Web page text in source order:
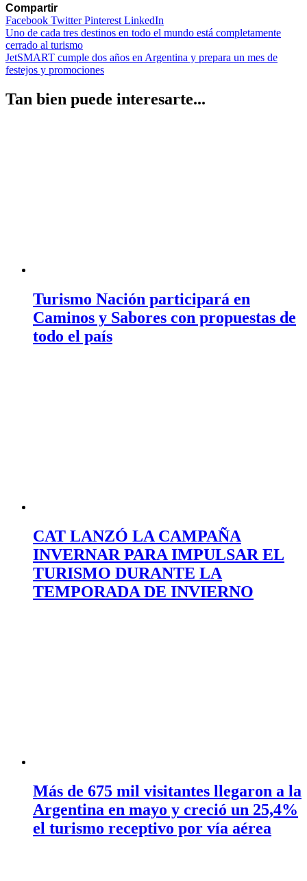
Compartir
Facebook TwitterPinterest LinkedIn
Navegación
de
entradas
Uno de cada tres destinos en todo el mundo está completamente
cerrado al turismo
JetSMART cumple dos años en Argentina y prepara un mes de
festejos y promociones
Tan bien puede interesarte...
Turismo Nación participará en
Caminos y Sabores con propuestas de
todo el país
CAT LANZÓ LA CAMPAÑA
INVERNAR PARA IMPULSAR EL
TURISMO DURANTE LA
TEMPORADA DE INVIERNO
Más de 675 mil visitantes llegaron a la
Argentina en mayo y creció un 25,4%
el turismo receptivo por vía aérea